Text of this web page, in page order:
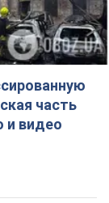
часть
и видео